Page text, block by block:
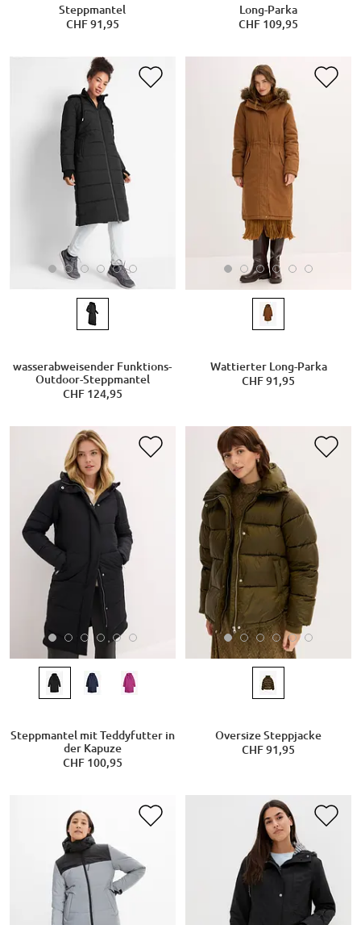
Steppmantel
CHF 91,95
Long-Parka
CHF 109,95
wasserabweisender Funktions-
Outdoor-Steppmantel
CHF 124,95
Wattierter Long-Parka
CHF 91,95
Steppmantel mit Teddyfutter in
der Kapuze
CHF 100,95
Oversize Steppjacke
CHF 91,95